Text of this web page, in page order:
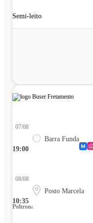
Semi-leito
19:00
07/08
Barra Funda
10:35
08/08
Posto Marcela
Poltrona